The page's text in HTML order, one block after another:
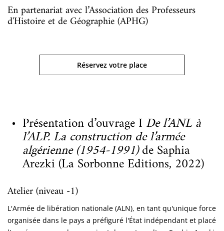
En partenariat avec l’Association des Professeurs
d'Histoire et de Géographie (APHG)
Réservez votre place
Présentation d’ouvrage I De l’ANL à
l’ALP. La construction de l’armée
algérienne (1954-1991)de Saphia
Arezki (La Sorbonne Editions, 2022)
Atelier (niveau -1)
L'Armée de libération nationale (ALN), en tant qu'unique force
organisée dans le pays a préfiguré l'État indépendant et placé